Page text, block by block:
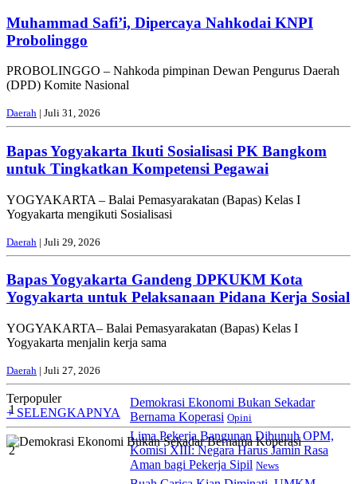
Muhammad Safi’i, Dipercaya Nahkodai KNPI
Probolinggo
PROBOLINGGO – Nahkoda pimpinan Dewan Pengurus Daerah
(DPD) Komite Nasional
Daerah | Juli 31, 2026
Bapas Yogyakarta Ikuti Sosialisasi PK Bangkom
untuk Tingkatkan Kompetensi Pegawai
YOGYAKARTA – Balai Pemasyarakatan (Bapas) Kelas I
Yogyakarta mengikuti Sosialisasi
Daerah | Juli 29, 2026
Bapas Yogyakarta Gandeng DPKUKM Kota
Yogyakarta untuk Pelaksanaan Pidana Kerja Sosial
YOGYAKARTA– Balai Pemasyarakatan (Bapas) Kelas I
Yogyakarta menjalin kerja sama
Daerah | Juli 27, 2026
Terpopuler
+ SELENGKAPNYA
1
Demokrasi Ekonomi Bukan Sekadar
Bernama Koperasi Opini
2
Lima Pekerja Bangunan Dibunuh OPM,
Komisi XIII: Negara Harus Jamin Rasa
Aman bagi Pekerja Sipil News